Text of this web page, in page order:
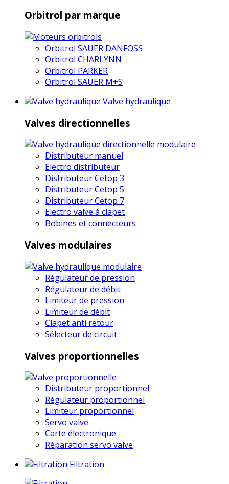
Orbitrol par marque
Orbitrol SAUER DANFOSS
Orbitrol CHARLYNN
Orbitrol PARKER
Orbitrol SAUER M+S
Valve hydraulique
Valves directionnelles
Distributeur manuel
Electro distributeur
Distributeur Cetop 3
Distributeur Cetop 5
Distributeur Cetop 7
Electro valve à clapet
Bobines et connecteurs
Valves modulaires
Régulateur de pression
Régulateur de débit
Limiteur de pression
Limiteur de débit
Clapet anti retour
Sélecteur de circuit
Valves proportionnelles
Distributeur proportionnel
Régulateur proportionnel
Limiteur proportionnel
Servo valve
Carte électronique
Réparation servo valve
Filtration